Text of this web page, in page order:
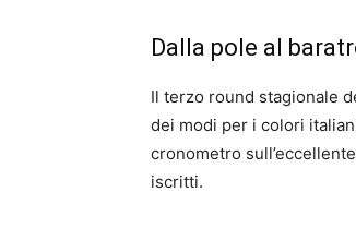
Dalla pole al
Il terzo round stagionale
dei modi per i colori
cronometro
iscritti.